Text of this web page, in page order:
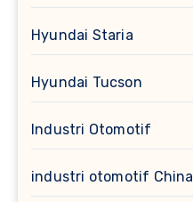
Hyundai Staria
Hyundai Tucson
Industri Otomotif
industri otomotif China